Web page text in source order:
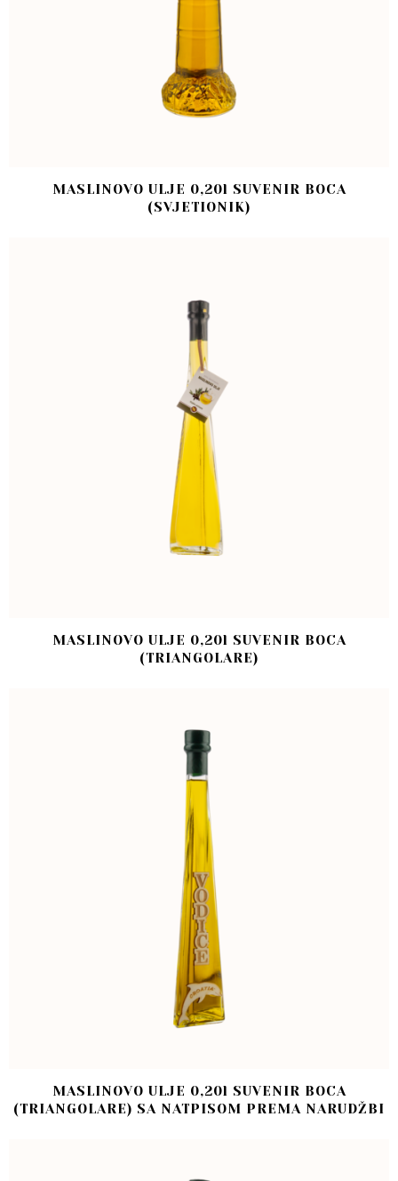
MASLINOVO ULJE 0,20l SUVENIR BOCA
(SVJETIONIK)
MASLINOVO ULJE 0,20l SUVENIR BOCA
(TRIANGOLARE)
MASLINOVO ULJE 0,20l SUVENIR BOCA
(TRIANGOLARE) SA NATPISOM PREMA NARUDŽBI